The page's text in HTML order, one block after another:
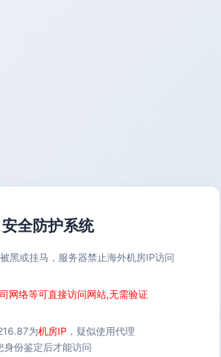
全防护系统
黑或挂马，服务器禁止海外机房IP访问
网络等可直接访问网站,无需验证
为机房IP ，疑似使用代理
身份鉴定后才能访问